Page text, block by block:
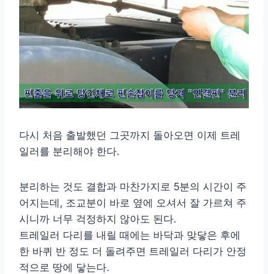
다시 처음 출발했던 그곳까지 돌아오면 이제 트레
일러를 분리해야 한다.
분리하는 것도 결합과 마찬가지로 5분의 시간이 주
어지는데, 조교분이 바로 옆에 오셔서 잘 가르쳐 주
시니까 너무 걱정하지 않아도 된다.
트레일러 다리를 내릴 때에는 바닥과 맞닿은 후에
한 바퀴 반 정도 더 돌려주면 트레일러 다리가 안정
적으로 땅에 닿는다.